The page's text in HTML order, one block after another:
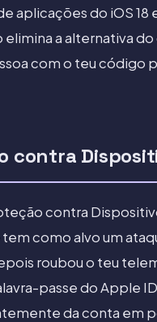
aplicações do iOS 18
a alternativa
com o teu
contra
contra
como alvo um
roubou o teu
passe do Apple
da conta em